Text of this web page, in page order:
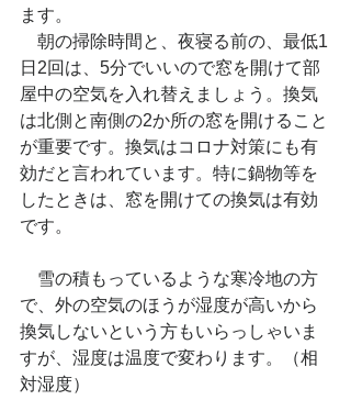
ます。
朝の掃除時間と、夜寝る前の、最低1
日2回は、5分でいいので窓を開けて部
屋中の空気を入れ替えましょう。換気
は北側と南側の2か所の窓を開けること
が重要です。換気はコロナ対策にも有
効だと言われています。特に鍋物等を
したときは、窓を開けての換気は有効
です。
雪の積もっているような寒冷地の方
で、外の空気のほうが湿度が高いから
換気しないという方もいらっしゃいま
すが、湿度は温度で変わります。（相
対湿度）